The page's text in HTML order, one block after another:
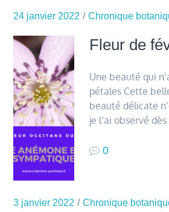
24 janvier 2022 Chronique
Fleur de
Une beauté qui
pétales Cette
beauté délicate
je l’ai observé
0
3 janvier 2022 Chronique